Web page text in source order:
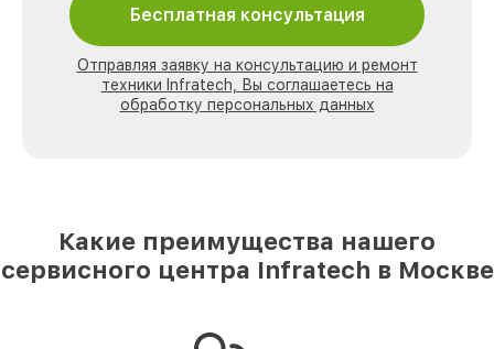
Бесплатная консультация
Отправляя заявку на консультацию и ремонт
техники Infratech, Вы соглашаетесь на
обработку персональных данных
Какие преимущества нашего
сервисного центра Infratech в Москве